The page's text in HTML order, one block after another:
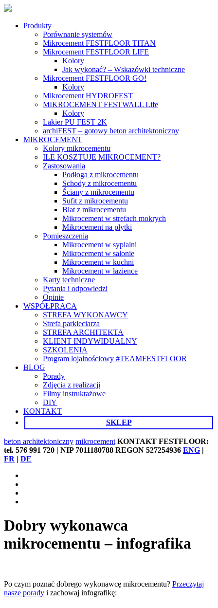
Produkty
Porównanie systemów
Mikrocement FESTFLOOR TITAN
Mikrocement FESTFLOOR LIFE
Kolory
Jak wykonać? – Wskazówki techniczne
Mikrocement FESTFLOOR GO!
Kolory
Mikrocement HYDROFEST
MIKROCEMENT FESTWALL Life
Kolory
Lakier PU FEST 2K
archiFEST – gotowy beton architektoniczny
MIKROCEMENT
Kolory mikrocementu
ILE KOSZTUJE MIKROCEMENT?
Zastosowania
Podłoga z mikrocementu
Schody z mikrocementu
Ściany z mikrocementu
Sufit z mikrocementu
Blat z mikrocementu
Mikrocement w strefach mokrych
Mikrocement na płytki
Pomieszczenia
Mikrocement w sypialni
Mikrocement w salonie
Mikrocement w kuchni
Mikrocement w łazience
Karty techniczne
Pytania i odpowiedzi
Opinie
WSPÓŁPRACA
STREFA WYKONAWCY
Strefa parkieciarza
STREFA ARCHITEKTA
KLIENT INDYWIDUALNY
SZKOLENIA
Program lojalnościowy #TEAMFESTFLOOR
BLOG
Porady
Zdjęcia z realizacji
Filmy instruktażowe
DIY
KONTAKT
SKLEP
beton architektoniczny mikrocement KONTAKT FESTFLOOR:
tel. 576 991 720 | NIP 7011180788 REGON 527254936 ENG |
FR | DE
Dobry wykonawca
mikrocementu – infografika
Po czym poznać dobrego wykonawcę mikrocementu? Przeczytaj
nasze porady i zachowaj infografikę: